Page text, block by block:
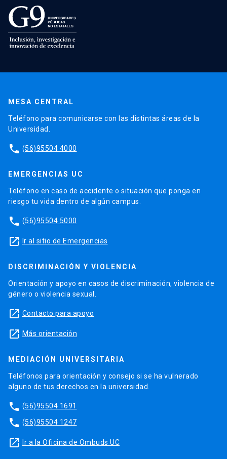
MESA CENTRAL
Teléfono para comunicarse con las distintas áreas de la
Universidad.
phone (56)95504 4000
EMERGENCIAS UC
Teléfono en caso de accidente o situación que ponga en
riesgo tu vida dentro de algún campus.
phone (56)95504 5000
launch Ir al sitio de Emergencias
DISCRIMINACIÓN Y VIOLENCIA
Orientación y apoyo en casos de discriminación, violencia de
género o violencia sexual.
launch Contacto para apoyo
launch Más orientación
MEDIACIÓN UNIVERSITARIA
Teléfonos para orientación y consejo si se ha vulnerado
alguno de tus derechos en la universidad.
phone (56)95504 1691
phone (56)95504 1247
launch Ir a la Oficina de Ombuds UC